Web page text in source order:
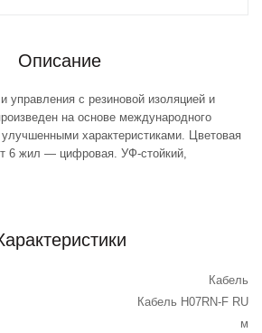
Описание
управления с резиновой изоляцией и
на основе международного
характеристиками. Цветовая
6 жил — цифровая. УФ-стойкий,
Кабель
Кабель H07RN-F RU
м